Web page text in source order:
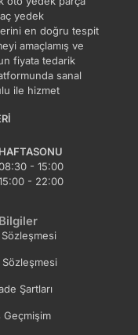
yedek
en doğru tespit
amaçlamış ve
fiyata tedarik
sanal
ile hizmet
HAFTASONU
- 15:00
- 22:00
Şartları
Geçmişim